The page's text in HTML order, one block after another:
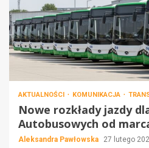
AKTUALNOŚCI KOMUNIKACJA
Nowe rozkłady jazdy
Autobusowych od
Aleksandra Pawłowska 27 lutego